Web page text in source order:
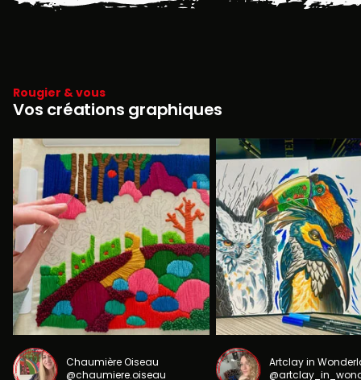
Rougier & vous
Vos créations graphiques
Chaumière Oiseau
@chaumiere.oiseau
Artclay in